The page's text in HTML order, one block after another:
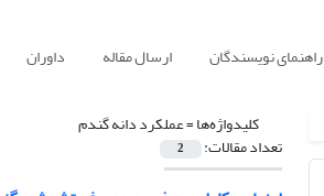
راهنمای نویسندگان ارسال مقاله داوران
کلیدواژه‌ها =عملکرد دانه گندم
تعداد مقالات: 2